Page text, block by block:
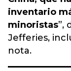
inventario
minoristas”,
Jefferies,
nota.